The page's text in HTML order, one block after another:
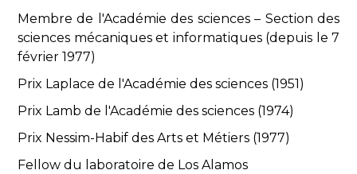
Membre de l'Académie des sciences – Section des
sciences mécaniques et informatiques (depuis le 7
février 1977)
Prix Laplace de l'Académie des sciences (1951)
Prix Lamb de l'Académie des sciences (1974)
Prix Nessim-Habif des Arts et Métiers (1977)
Fellow du laboratoire de Los Alamos